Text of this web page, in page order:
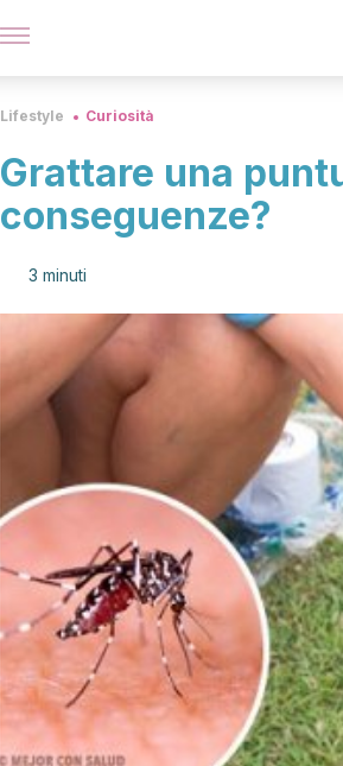
Lifestyle Curiosità
Grattare una
conseguenze?
3 minuti